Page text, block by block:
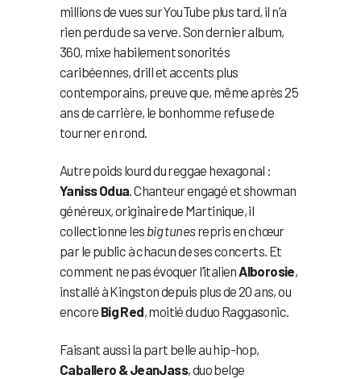
millions de vues sur YouTube plus tard, il n’a
rien perdu de sa verve. Son dernier album,
360, mixe habilement sonorités
caribéennes, drill et accents plus
contemporains, preuve que, même après 25
ans de carrière, le bonhomme refuse de
tourner en rond.
Autre poids lourd du reggae hexagonal :
Yaniss Odua . Chanteur engagé et showman
généreux, originaire de Martinique, il
collectionne les big tunesrepris en chœur
par le public à chacun de ses concerts. Et
comment ne pas évoquer l’italien Alborosie,
installé à Kingston depuis plus de 20 ans, ou
encore Big Red, moitié du duo Raggasonic.
Faisant aussi la part belle au hip-hop,
Caballero & JeanJass, duo belge